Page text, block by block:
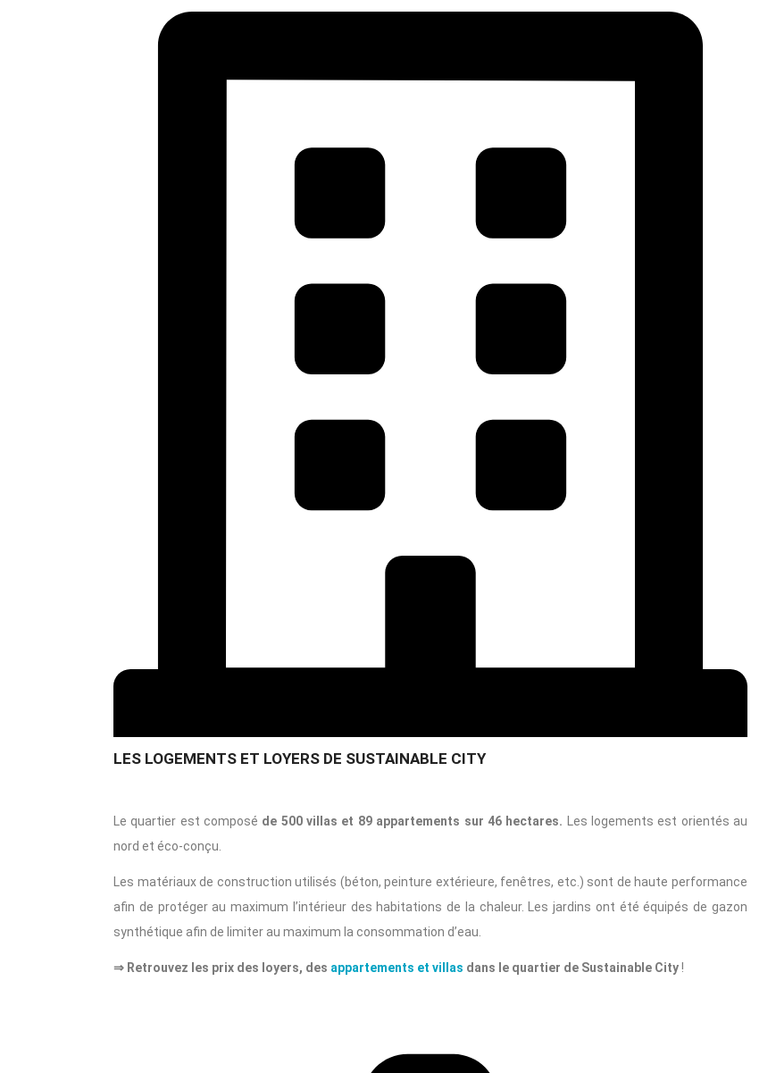
LES LOGEMENTS ET LOYERS DE SUSTAINABLE CITY
Le quartier est composé de 500 villas et 89 appartements sur 46 hectares.
Les logements est orientés au
nord et éco-conçu.
Les matériaux de construction utilisés (béton, peinture extérieure, fenêtres, etc.) sont de haute performance
afin de protéger au maximum l’intérieur des habitations de la chaleur. Les jardins ont été équipés de gazon
synthétique afin de limiter au maximum la consommation d’eau.
⇒ Retrouvez les prix des loyers, des appartements et villas dans le quartier de Sustainable City!